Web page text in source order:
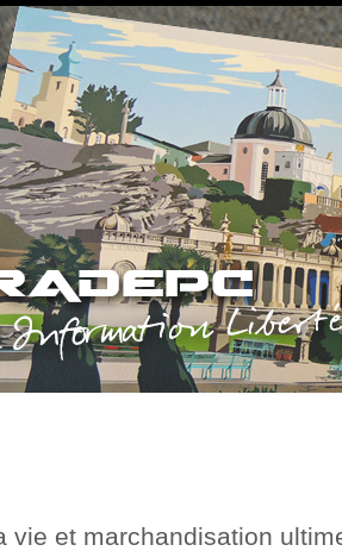
vie et marchandisation